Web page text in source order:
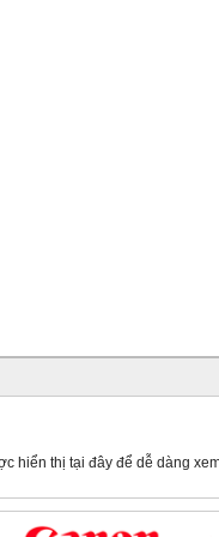
hiển thị tại đây để dễ dàng